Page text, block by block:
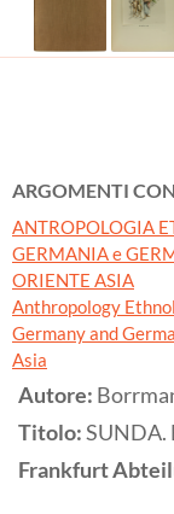
ARGOMENTI
ANTROPOLOGIA
GERMANIA e
ORIENTE ASIA
Anthropology
Germany and
Asia
Autore:
Titolo:SUNDA.
Frankfurt